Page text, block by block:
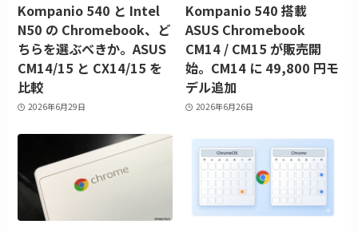
Kompanio 540 と Intel
N50 の Chromebook、ど
ちらを選ぶべきか。ASUS
CM14/15 と CX14/15 を
比較
2026年6月29日
Kompanio 540 搭載
ASUS Chromebook
CM14 / CM15 が販売開
始。CM14 に 49,800 円モ
デル追加
2026年6月26日